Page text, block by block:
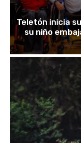
Teletón inicia
su niño